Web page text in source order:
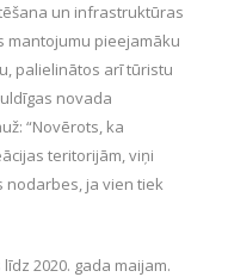
un infrastruktūras
mantojumu pieejamāku
palielinātos arī tūristu
novada
“Novērots, ka
teritorijām, viņi
ja vien tiek
2020. gada maijam.